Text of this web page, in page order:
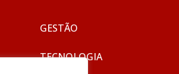
GESTÃO
TECNOLOGIA